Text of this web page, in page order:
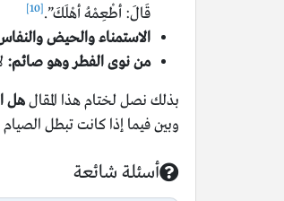
قَالَ: أطْعِمْهُ أهْلَكَ”.[10]
الاستمناء والحيض
من نوى الفطر وهو صائم:
بذلك نصل لختام هذا المقالهل
وبين فيما إذا كانت تبطل
أسئلة شائعة
أسئلة شائعة